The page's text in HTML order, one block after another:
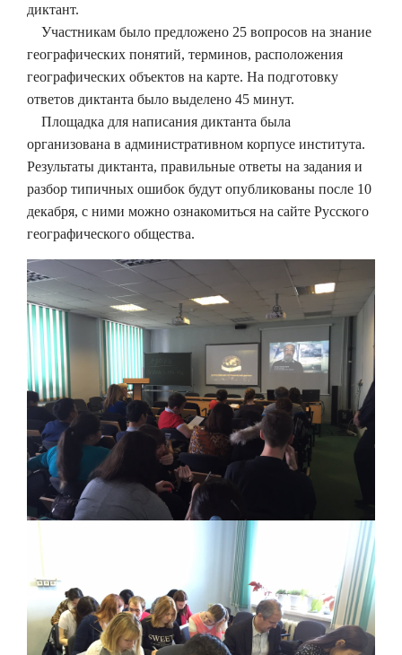
диктант.
Участникам было предложено 25 вопросов на знание
географических понятий, терминов, расположения
географических объектов на карте. На подготовку
ответов диктанта было выделено 45 минут.
Площадка для написания диктанта была
организована в административном корпусе института.
Результаты диктанта, правильные ответы на задания и
разбор типичных ошибок будут опубликованы после 10
декабря, с ними можно ознакомиться на сайте Русского
географического общества.